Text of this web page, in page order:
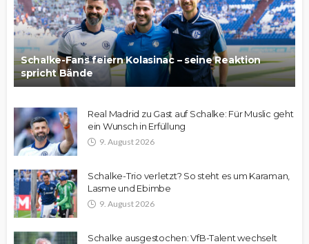
Schalke-Fans feiern Kolasinac – seine Reaktion
spricht Bände
Real Madrid zu Gast auf Schalke: Für Muslic geht
ein Wunsch in Erfüllung
9. August 2026
Schalke-Trio verletzt? So steht es um Karaman,
Lasme und Ebimbe
9. August 2026
Schalke ausgestochen: VfB-Talent wechselt